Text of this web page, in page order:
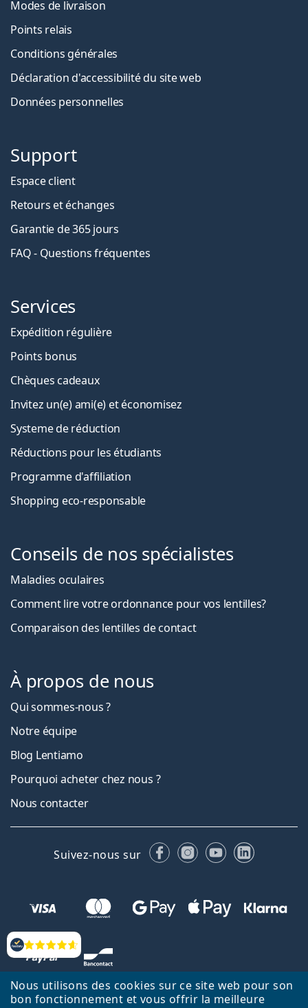
Nous utilisons des cookies sur ce site web pour son
bon fonctionnement et vous offrir la meilleure
Évaluation
Modes de livraison
Points relais
Conditions générales
Déclaration d'accessibilité du site web
Données personnelles
Support
Espace client
Retours et échanges
Garantie de 365 jours
FAQ - Questions fréquentes
Services
Expédition régulière
Points bonus
Chèques cadeaux
Invitez un(e) ami(e) et économisez
Systeme de réduction
Réductions pour les étudiants
Programme d'affiliation
Shopping eco-responsable
Conseils de nos spécialistes
Maladies oculaires
Comment lire votre ordonnance pour vos lentilles?
Comparaison des lentilles de contact
À propos de nous
Qui sommes-nous ?
Notre équipe
Blog Lentiamo
Pourquoi acheter chez nous ?
Nous contacter
Suivez-nous sur FacebookInstagram
YouTubeLinkedIn